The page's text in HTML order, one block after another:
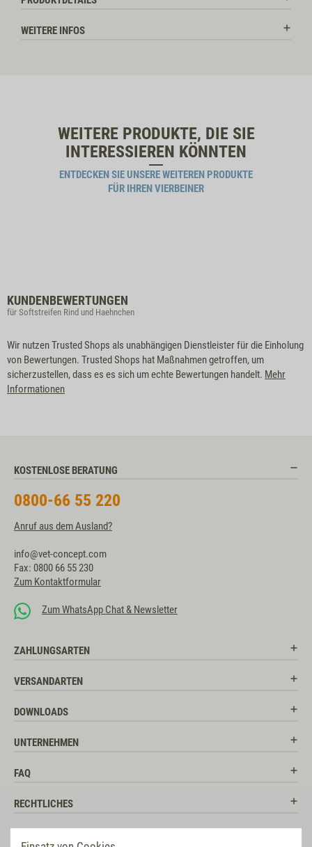
WEITERE INFOS
WEITERE PRODUKTE, DIE SIE
INTERESSIEREN KÖNNTEN
ENTDECKEN SIE UNSERE WEITEREN PRODUKTE
FÜR IHREN VIERBEINER
KUNDENBEWERTUNGEN
für Softstreifen Rind und Haehnchen
Wir nutzen Trusted Shops als unabhängigen Dienstleister für die Einholung
von Bewertungen. Trusted Shops hat Maßnahmen getroffen, um
sicherzustellen, dass es es sich um echte Bewertungen handelt. Mehr
Informationen
KOSTENLOSE BERATUNG
0800-66 55 220
Anruf aus dem Ausland?
info@vet-concept.com
Fax: 0800 66 55 230
Zum Kontaktformular
Zum WhatsApp Chat & Newsletter
ZAHLUNGSARTEN
VERSANDARTEN
DOWNLOADS
UNTERNEHMEN
FAQ
RECHTLICHES